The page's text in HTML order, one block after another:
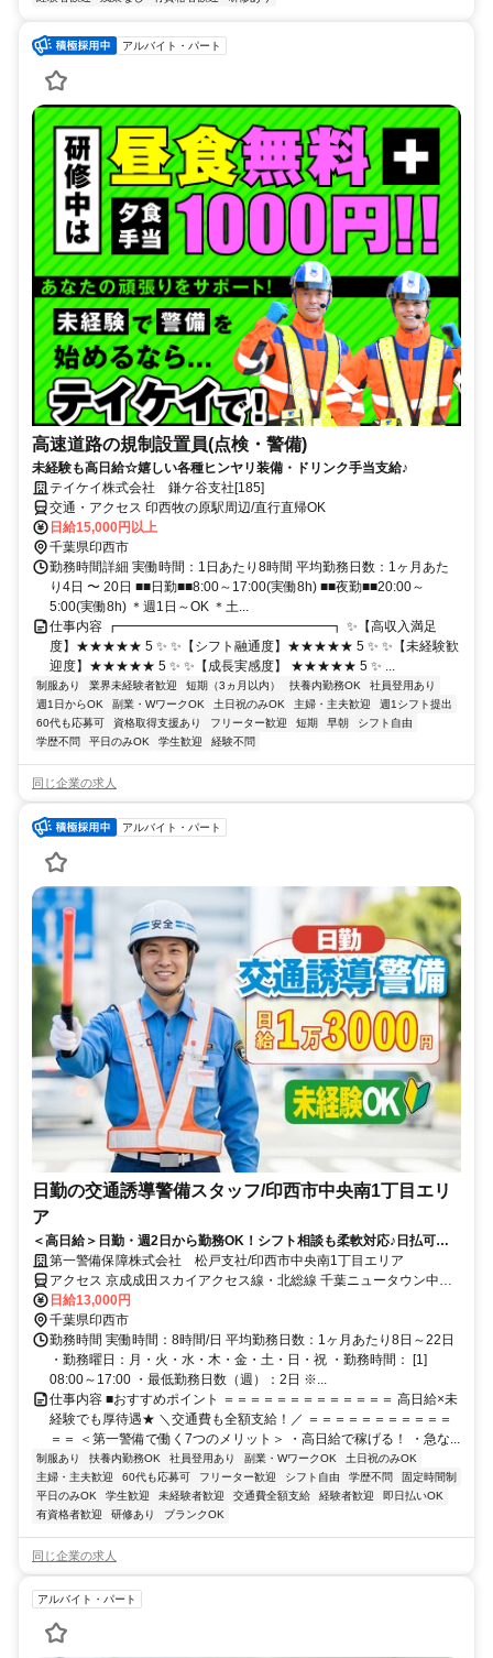
アルバイト・パート
高速道路の規制設置員(点検・警備)
未経験も高日給☆嬉しい各種ヒンヤリ装備・ドリンク手当支給♪
テイケイ株式会社 鎌ケ谷支社[185]
交通・アクセス 印西牧の原駅周辺/直行直帰OK
日給15,000円以上
千葉県印西市
勤務時間詳細 実働時間：1日あたり8時間 平均勤務日数：1ヶ月あた
り4日 〜 20日 ■■日勤■■8:00～17:00(実働8h) ■■夜勤■■20:00～
5:00(実働8h) ＊週1日～OK ＊土...
仕事内容 ┏━━━━━━━━━━━━━━━━┓ ✨【高収入満足
度】★★★★★ 5 ✨ ✨【シフト融通度】★★★★★ 5 ✨ ✨【未経験歓
迎度】★★★★★ 5 ✨ ✨【成長実感度】 ★★★★★ 5 ✨ ...
制服あり 業界未経験者歓迎 短期（3ヵ月以内） 扶養内勤務OK
社員登用あり
週1日からOK
副業・WワークOK 土日祝のみOK 主婦・主夫歓迎
週1シフト提出
60代も応募可
資格取得支援あり フリーター歓迎 短期 早朝
シフト自由
学歴不問
平日のみOK 学生歓迎 経験不問
同じ企業の求人
アルバイト・パート
日勤の交通誘導警備スタッフ/印西市中央南1丁目エリ
ア
＜高日給＞日勤・週2日から勤務OK！シフト相談も柔軟対応♪日払可◎
未経験歓迎★
第一警備保障株式会社 松戸支社/印西市中央南1丁目エリア
アクセス 京成成田スカイアクセス線・北総線 千葉ニュータウン中央
徒歩約3分、京成成田スカイアクセス線・北総線 小室北口徒歩約52
分、京成成田スカイアクセス線・北総線 印西牧の原南口徒歩約63分
直行直帰OK＊交通費全額支給＊
日給13,000円
千葉県印西市
勤務時間 実働時間：8時間/日 平均勤務日数：1ヶ月あたり8日～22日
・勤務曜日：月・火・水・木・金・土・日・祝 ・勤務時間： [1]
08:00～17:00 ・最低勤務日数（週）：2日 ※...
仕事内容 ■おすすめポイント ＝＝＝＝＝＝＝＝＝＝＝＝＝ 高日給×未
経験でも厚待遇★ ＼交通費も全額支給！／ ＝＝＝＝＝＝＝＝＝＝＝
＝＝ ＜第一警備で働く7つのメリット＞ ・高日給で稼げる！ ・急な...
制服あり 扶養内勤務OK 社員登用あり 副業・WワークOK
土日祝のみOK
主婦・主夫歓迎
60代も応募可 フリーター歓迎 シフト自由 学歴不問
固定時間制
平日のみOK
学生歓迎 未経験者歓迎 交通費全額支給 経験者歓迎
即日払いOK
有資格者歓迎
研修あり ブランクOK
同じ企業の求人
アルバイト・パート